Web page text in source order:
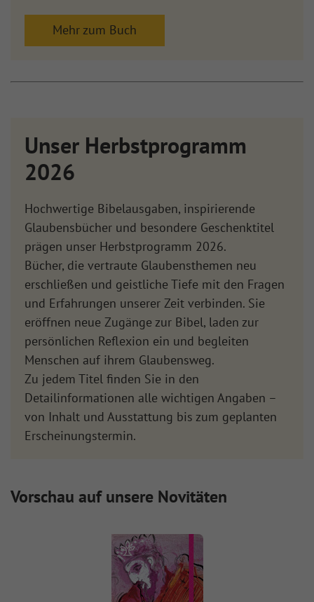
Mehr zum Buch
Unser Herbstprogramm
2026
Hochwertige Bibelausgaben, inspirierende
Glaubensbücher und besondere Geschenktitel
prägen unser Herbstprogramm 2026.
Bücher, die vertraute Glaubensthemen neu
erschließen und geistliche Tiefe mit den Fragen
und Erfahrungen unserer Zeit verbinden. Sie
eröffnen neue Zugänge zur Bibel, laden zur
persönlichen Reflexion ein und begleiten
Menschen auf ihrem Glaubensweg.
Zu jedem Titel finden Sie in den
Detailinformationen alle wichtigen Angaben –
von Inhalt und Ausstattung bis zum geplanten
Erscheinungstermin.
Vorschau auf unsere Novitäten